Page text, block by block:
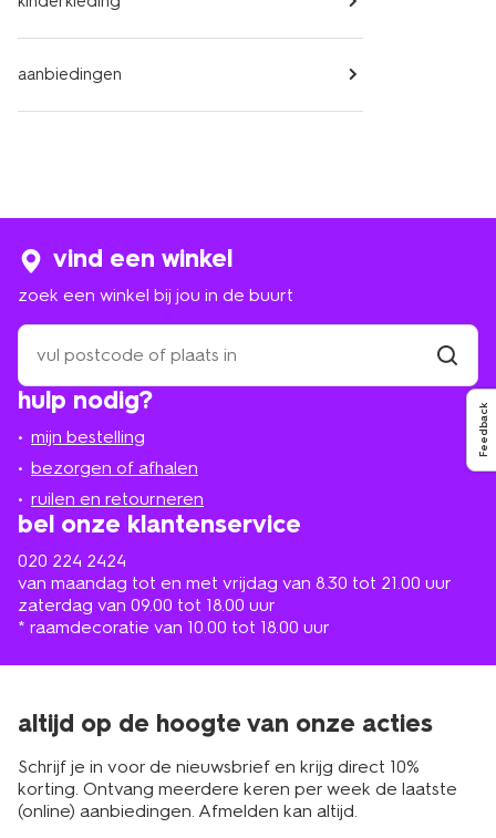
Feedback
aanbiedingen
hulp nodig?
mijn bestelling
bezorgen of afhalen
ruilen en retourneren
bel onze klantenservice
020 224 2424
van maandag tot en met vrijdag van 8.30 tot 21.00 uur
zaterdag van 09.00 tot 18.00 uur
* raamdecoratie van 10.00 tot 18.00 uur
vind een winkel
zoek een winkel bij jou in de buurt
zoek
een
winkel
bij
in
de
buurt
winkel
altijd op de hoogte van onze acties
Schrijf je in voor de nieuwsbrief en krijg direct 10%
korting. Ontvang meerdere keren per week de laatste
(online) aanbiedingen. Afmelden kan altijd.